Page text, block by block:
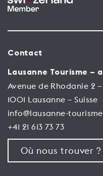
Contact
Lausanne Tourisme –
Avenue de Rhodanie 2 –
1001 Lausanne – Suisse
info@lausanne-
+41 21 613 73 73
Où nous trouver ?